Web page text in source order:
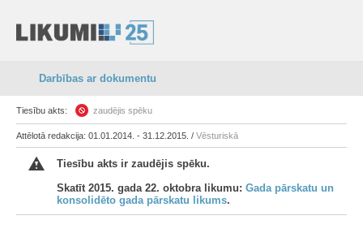
Darbības ar dokumentu
Tiesību akts: zaudējis spēku
Attēlotā redakcija: 01.01.2014. - 31.12.2015. / Vēsturiskā
Tiesību akts ir zaudējis spēku.
Skatīt 2015. gada 22. oktobra likumu: Gada pārskatu un
konsolidēto gada pārskatu likums.